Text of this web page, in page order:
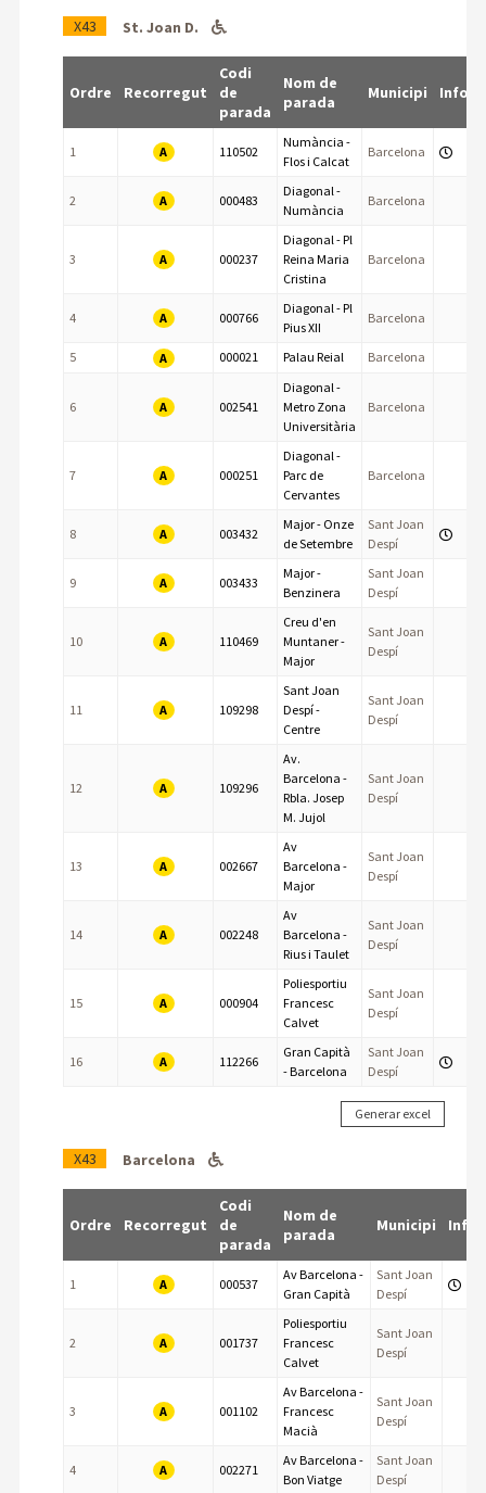
X43 St. Joan D.
Ordre Recorregut
Codi
de
parada
Nom de
parada
Municipi Info
1 A 110502
Numància -
Flos i Calcat
Barcelona
2 A 000483
Diagonal -
Numància
Barcelona
3 A 000237
Diagonal - Pl
Reina Maria
Cristina
Barcelona
4 A 000766
Diagonal - Pl
Pius XII
Barcelona
5 A 000021 Palau Reial Barcelona
6 A 002541
Diagonal -
Metro Zona
Universitària
Barcelona
7 A 000251
Diagonal -
Parc de
Cervantes
Barcelona
8 A 003432
Major - Onze
de Setembre
Sant Joan
Despí
9 A 003433
Major -
Benzinera
Sant Joan
Despí
10 A 110469
Creu d'en
Muntaner -
Major
Sant Joan
Despí
11 A 109298
Sant Joan
Despí -
Centre
Sant Joan
Despí
12 A 109296
Av.
Barcelona -
Rbla. Josep
M. Jujol
Sant Joan
Despí
13 A 002667
Av
Barcelona -
Major
Sant Joan
Despí
14 A 002248
Av
Barcelona -
Rius i Taulet
Sant Joan
Despí
15 A 000904
Poliesportiu
Francesc
Calvet
Sant Joan
Despí
16 A 112266
Gran Capità
- Barcelona
Sant Joan
Despí
X43 Barcelona
Ordre Recorregut
Codi
de
parada
Nom de
parada
Municipi Info
1 A 000537
Av Barcelona -
Gran Capità
Sant Joan
Despí
2 A 001737
Poliesportiu
Francesc
Calvet
Sant Joan
Despí
3 A 001102
Av Barcelona -
Francesc
Macià
Sant Joan
Despí
4 A 002271
Av Barcelona -
Bon Viatge
Sant Joan
Despí